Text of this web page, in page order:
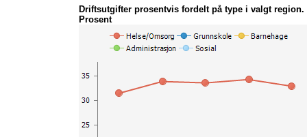
Driftsutgifter prosentvis fordelt på type i valgt region.
Prosent